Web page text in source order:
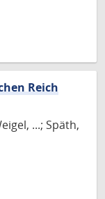
Reich
...; Späth,